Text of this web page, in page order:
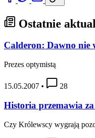
Ostatnie
Calderon: Dawno nie
Prezes optymistą
15.05.2007 • 28
Historia przemawia za
Czy Królewscy wygrają